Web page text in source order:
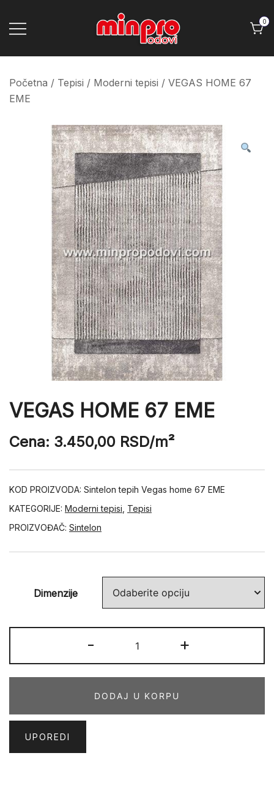
Minpro podovi
0
Početna / Tepisi / Moderni tepisi / VEGAS HOME 67
EME
VEGAS HOME 67 EME
Cena: 3.450,00 RSD/m²
KOD PROIZVODA: Sintelon tepih Vegas home 67 EME
KATEGORIJE: Moderni tepisi Tepisi
PROIZVOĐAČ: Sintelon
Dimenzije
-
HOME
67
količina
+
DODAJ U KORPU
UPOREDI